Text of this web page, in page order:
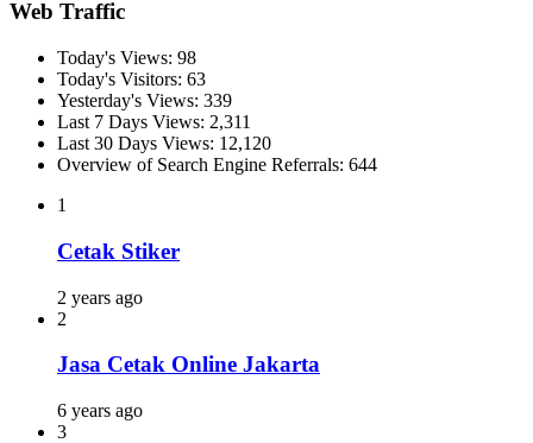
Web Traffic
Today's Views: 98
Today's Visitors: 63
Yesterday's Views: 339
Last 7 Days Views: 2,311
Last 30 Days Views: 12,120
Overview of Search Engine Referrals: 644
1
Cetak Stiker
2 years ago
2
Jasa Cetak Online Jakarta
6 years ago
3